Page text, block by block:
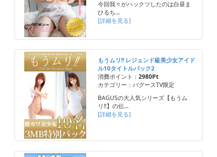
今回我々がハックツしたのは白昼ま
ひるち…
[詳細を見る]
もうムリ!! レジェンド級美少女アイド
ル10タイトルパック2
消費ポイント： 2980Pt
カテゴリー：バグースTV限定
BAGUSの大人気シリーズ【もうム
リ!!】の伝…
[詳細を見る]